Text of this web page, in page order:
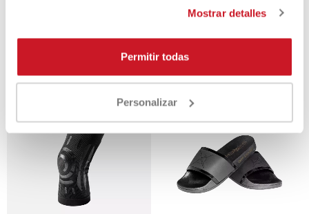
Mostrar detalles
Permitir todas
Personalizar
Support Black DX